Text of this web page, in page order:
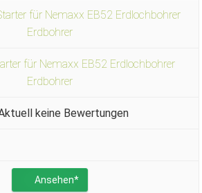
für Nemaxx EB52 Erdlochbohrer
Erdbohrer
keine Bewertungen
Ansehen*